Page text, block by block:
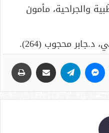
والجراحية، مأمون
محجوب (264).